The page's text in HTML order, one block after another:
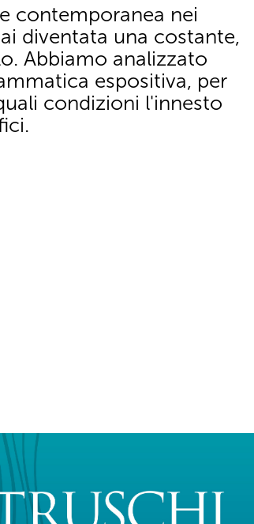
contemporanea nei
diventata una costante,
Abbiamo analizzato
espositiva, per
condizioni l'innesto